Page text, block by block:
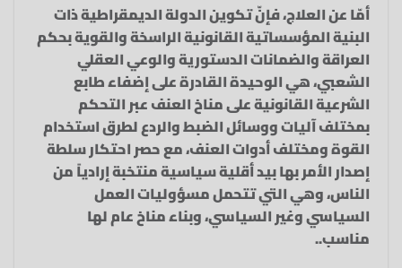
أمّا عن العلاج، فإنّ تكوين الدولة الديمقراطية ذات
البنية المؤسساتية القانونية الراسخة والقوية بحكم
العراقة والضمانات الدستورية والوعي العقلي
الشعبي، هي الوحيدة القادرة على إضفاء طابع
الشرعية القانونية على مناخ العنف عبر التحكم
بمختلف آليات ووسائل الضبط والردع لطرق استخدام
القوة ومختلف أدوات العنف، مع حصر احتكار سلطة
إصدار الأمر بها بيد أقلية سياسية منتخبة إرادياً من
الناس، وهي التي تتحمل مسؤوليات العمل
السياسي وغير السياسي، وبناء مناخ عام لها
مناسب..